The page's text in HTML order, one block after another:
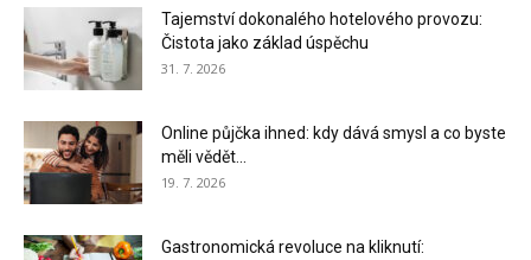
Tajemství dokonalého hotelového provozu:
Čistota jako základ úspěchu
31. 7. 2026
Online půjčka ihned: kdy dává smysl a co byste
měli vědět...
19. 7. 2026
Gastronomická revoluce na kliknutí: